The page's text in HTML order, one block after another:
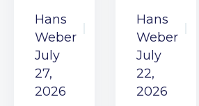
Hans
Weber
July
27,
2026
Hans
Weber
July
22,
2026